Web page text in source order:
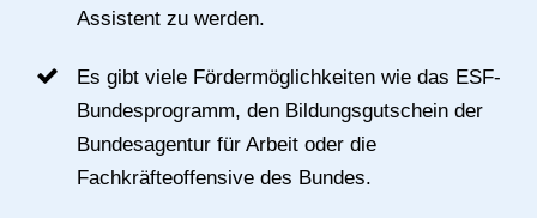
Assistent zu werden.
Es gibt viele Fördermöglichkeiten wie das ESF-
Bundesprogramm, den Bildungsgutschein der
Bundesagentur für Arbeit oder die
Fachkräfteoffensive des Bundes.